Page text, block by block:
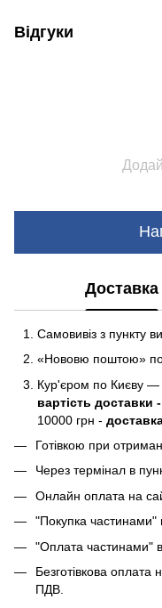
Відгуки
Доставка
Самовивіз з пункту
«Нововю поштою»
Кур'єром по Києву —
вартість доставки
10000 грн -
Готівкою при
Через термінал в
Онлайн оплата на
"Покупка частинами"
"Оплата частинами"
Безготівкова
ПДВ.